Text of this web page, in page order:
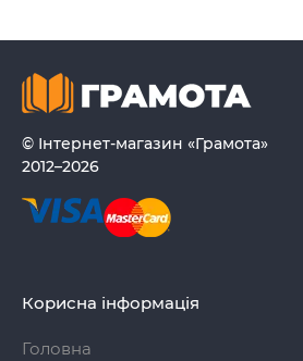
© Інтернет-магазин «Грамота»
2012–2026
Корисна інформація
Головна